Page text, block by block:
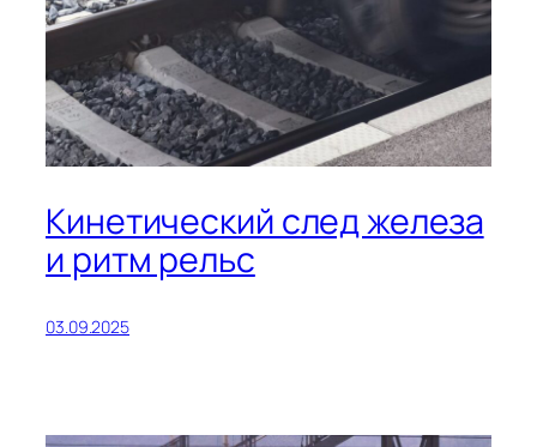
Кинетический след железа
и ритм рельс
03.09.2025